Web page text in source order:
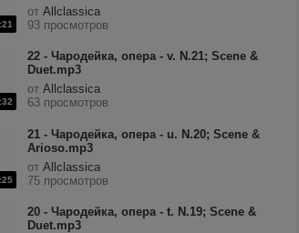
отAllclassica
93 просмотров
22 - Чародейка, опера - v. N.21; Scene &
Duet.mp3
отAllclassica
63 просмотров
21 - Чародейка, опера - u. N.20; Scene &
Arioso.mp3
отAllclassica
75 просмотров
20 - Чародейка, опера - t. N.19; Scene &
Duet.mp3